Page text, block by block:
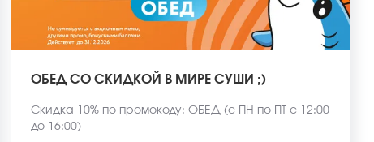
ОБЕД СО СКИДКОЙ В МИРЕ СУШИ ;)
Скидка 10% по промокоду: ОБЕД (с ПН по ПТ с 12:00
до 16:00)